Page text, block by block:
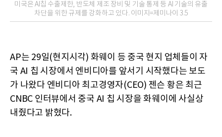
미국은 AI칩 수출제한, 반도체 제조 장비 및 기술 통제 등 AI 기술의 유출
차단을 위한 규제를 강화하고 있다. 이미지=제미나이 3.5
AP는 29일(현지시각) 화웨이 등 중국 현지 업체들이 자
국 AI 칩 시장에서 엔비디아를 앞서기 시작했다는 보도
가 나왔다 엔비디아 최고경영자(CEO) 젠슨 황은 최근
CNBC 인터뷰에서 중국 AI 칩 시장을 화웨이에 사실상
내줬다고 밝혔다.